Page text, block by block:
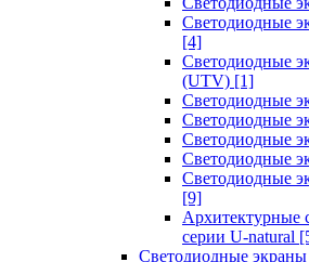
Светодиодные
[4]
Светодиодные
(UTV) [1]
Светодиодные
Светодиодные
Светодиодные
Светодиодные
Светодиодные
[9]
Архитектурные
серии U-natural
Светодиодные экраны